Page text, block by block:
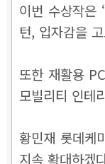
이번 수상작은
턴, 입자감을
또한 재활용
모빌리티 인테
황민재 롯데케
지속 확대하겠